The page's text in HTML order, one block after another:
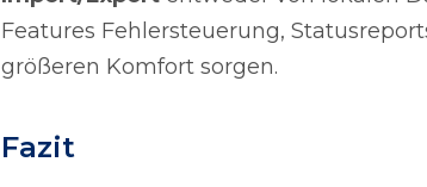
Features Fehlersteuerung,
größeren Komfort sorgen.
Fazit